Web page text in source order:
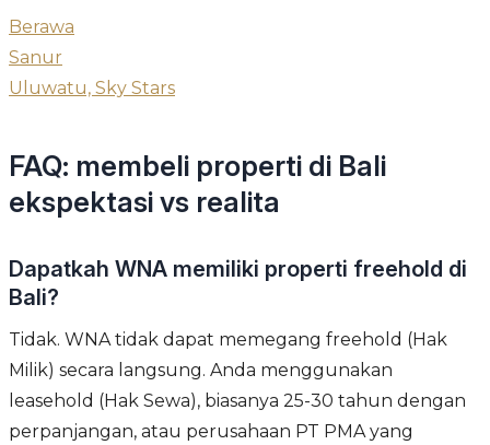
Berawa
Sanur
Uluwatu, Sky Stars
FAQ: membeli properti di Bali
ekspektasi vs realita
Dapatkah WNA memiliki properti freehold di
Bali?
Tidak. WNA tidak dapat memegang freehold (Hak
Milik) secara langsung. Anda menggunakan
leasehold (Hak Sewa), biasanya 25-30 tahun dengan
perpanjangan, atau perusahaan PT PMA yang